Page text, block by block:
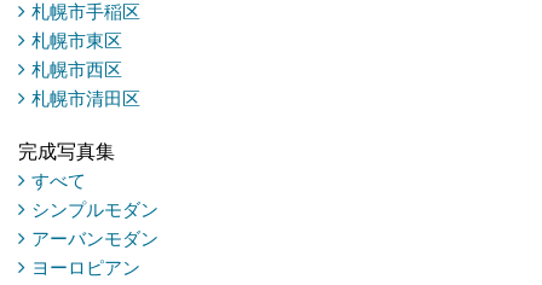
札幌市手稲区
札幌市東区
札幌市西区
札幌市清田区
完成写真集
すべて
シンプルモダン
アーバンモダン
ヨーロピアン